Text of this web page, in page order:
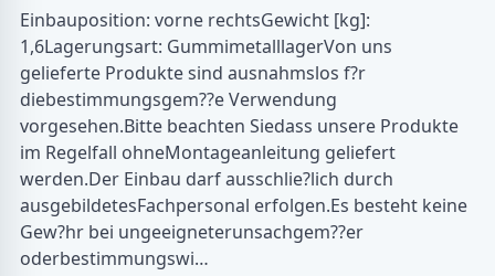
Einbauposition: vorne rechtsGewicht [kg]:
1,6Lagerungsart: GummimetalllagerVon uns
gelieferte Produkte sind ausnahmslos f?r
diebestimmungsgem??e Verwendung
vorgesehen.Bitte beachten Siedass unsere Produkte
im Regelfall ohneMontageanleitung geliefert
werden.Der Einbau darf ausschlie?lich durch
ausgebildetesFachpersonal erfolgen.Es besteht keine
Gew?hr bei ungeeigneterunsachgem??er
oderbestimmungswi…